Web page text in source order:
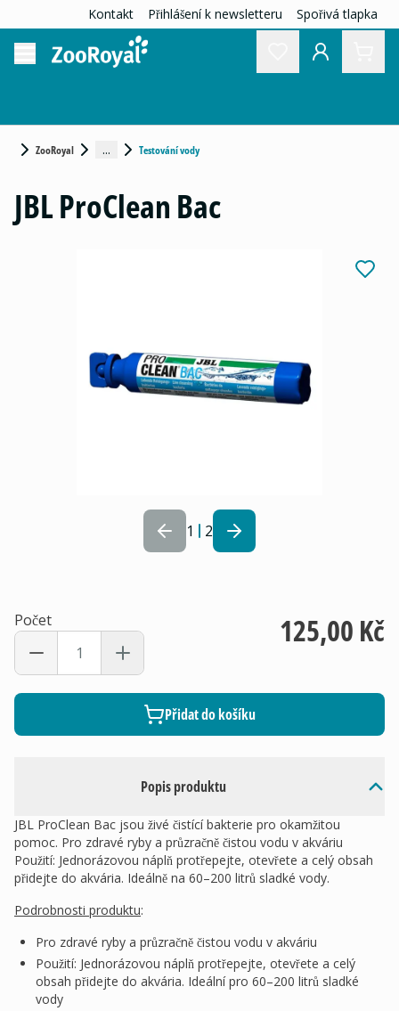
Kontakt Přihlášení k newsletteru Spořivá tlapka
ZooRoyal ... Testování vody
1 2
Popis produktu
JBL ProClean Bac jsou živé čistící bakterie pro okamžitou
pomoc. Pro zdravé ryby a průzračně čistou vodu v akváriu
Použití: Jednorázovou náplň protřepejte, otevřete a celý obsah
přidejte do akvária. Ideálně na 60–200 litrů sladké vody.
Podrobnosti produktu:
Pro zdravé ryby a průzračně čistou vodu v akváriu
Použití: Jednorázovou náplň protřepejte, otevřete a celý
obsah přidejte do akvária. Ideální pro 60–200 litrů sladké
vody
JBL ProClean Bac
Počet 125,00 Kč
Přidat do košíku